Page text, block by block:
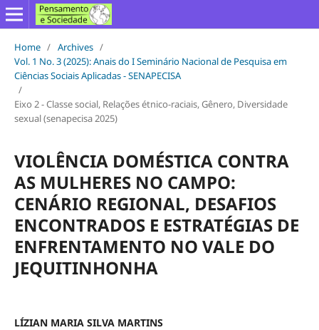
Home / Archives /
Vol. 1 No. 3 (2025): Anais do I Seminário Nacional de Pesquisa em
Ciências Sociais Aplicadas - SENAPECISA
/
Eixo 2 - Classe social, Relações étnico-raciais, Gênero, Diversidade
sexual (senapecisa 2025)
VIOLÊNCIA DOMÉSTICA CONTRA
AS MULHERES NO CAMPO:
CENÁRIO REGIONAL, DESAFIOS
ENCONTRADOS E ESTRATÉGIAS DE
ENFRENTAMENTO NO VALE DO
JEQUITINHONHA
LÍZIAN MARIA SILVA MARTINS